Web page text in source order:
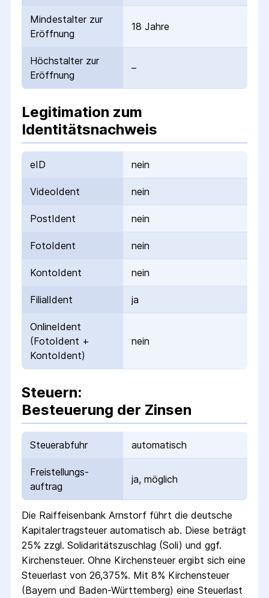
Mindestalter zur
Eröffnung
18 Jahre
Höchstalter zur
Eröffnung
–
Legitimation zum
Identitätsnachweis
eID nein
VideoIdent nein
PostIdent nein
FotoIdent nein
KontoIdent nein
FilialIdent ja
OnlineIdent
(FotoIdent +
KontoIdent)
nein
Steuern:
Besteuerung der Zinsen
Steuerabfuhr automatisch
Freistellungs­
auftrag
ja, möglich
Die Raiffeisenbank Arnstorf führt die deutsche
Kapital­ertrag­steuer automatisch ab. Diese beträgt
25% zzgl. Solidaritäts­zuschlag (Soli) und ggf.
Kirchensteuer. Ohne Kirchensteuer ergibt sich eine
Steuerlast von 26,375%. Mit 8% Kirchensteuer
(Bayern und Baden-Württemberg) eine Steuerlast